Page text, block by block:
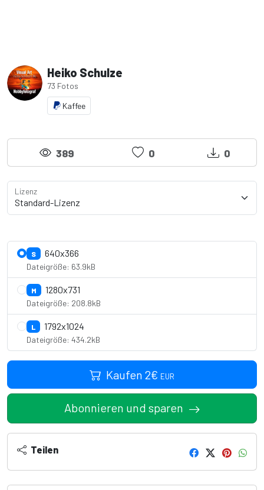
Heiko Schulze
73 Fotos
Kaffee
389 0 0
Lizenz
S 640x366
Dateigröße: 63.9kB
M 1280x731
Dateigröße: 208.8kB
L 1792x1024
Dateigröße: 434.2kB
Kaufen 2€ EUR
Abonnieren und sparen
Teilen